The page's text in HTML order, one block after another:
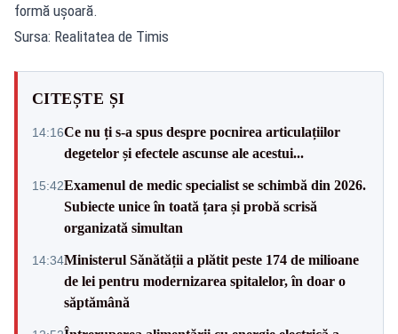
formă uşoară.
Sursa: Realitatea de Timis
CITEȘTE ȘI
14:16Ce nu ți s-a spus despre pocnirea articulațiilor
degetelor și efectele ascunse ale acestui...
15:42Examenul de medic specialist se schimbă din 2026.
Subiecte unice în toată țara și probă scrisă
organizată simultan
14:34Ministerul Sănătății a plătit peste 174 de milioane
de lei pentru modernizarea spitalelor, în doar o
săptămână